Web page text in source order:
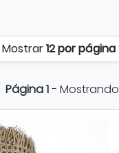
Mostrar12 por página
Página 1-